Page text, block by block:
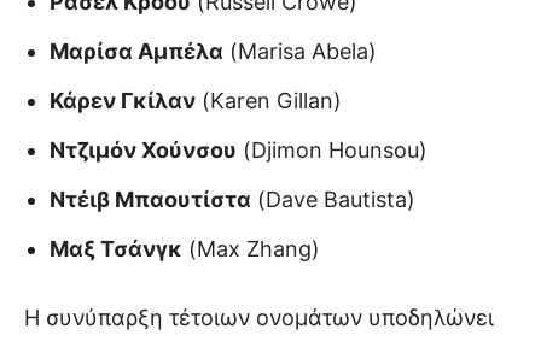
Μαρίσα Αμπέλα (Marisa Abela)
Κάρεν Γκίλαν (Karen Gillan)
Ντζιμόν Χούνσου (Djimon Hounsou)
Ντέιβ Μπαουτίστα (Dave Bautista)
Μαξ Τσάνγκ (Max Zhang)
Η συνύπαρξη τέτοιων ονομάτων υποδηλώνει